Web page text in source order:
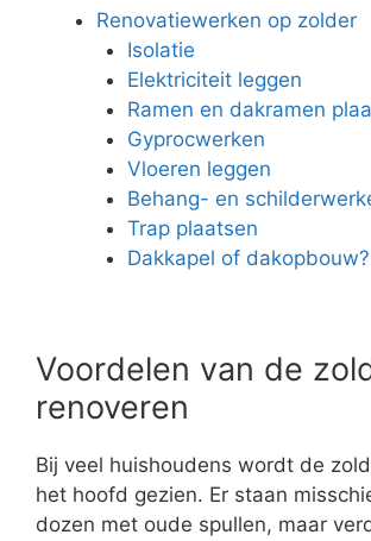
Renovatiewerken op zolder
Isolatie
Elektriciteit leggen
Ramen en dakramen
Gyprocwerken
Vloeren leggen
Behang- en
Trap plaatsen
Dakkapel of dakopbouw?
Voordelen van de
renoveren
Bij veel huishoudens wordt de
het hoofd gezien. Er staan
dozen met oude spullen, maar